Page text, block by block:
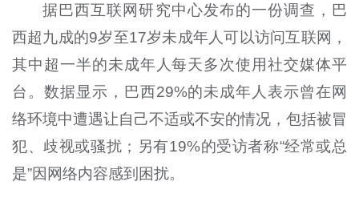
据巴西互联网研究中心发布的一份调查，巴
西超九成的9岁至17岁未成年人可以访问互联网，
其中超一半的未成年人每天多次使用社交媒体平
台。数据显示，巴西29%的未成年人表示曾在网
络环境中遭遇让自己不适或不安的情况，包括被冒
犯、歧视或骚扰；另有19%的受访者称“经常或总
是”因网络内容感到困扰。